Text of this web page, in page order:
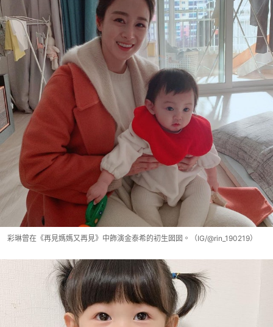
彩琳曾在《再見媽媽又再見》中飾演金泰希的初生囡囡。（IG/@rin_190219）